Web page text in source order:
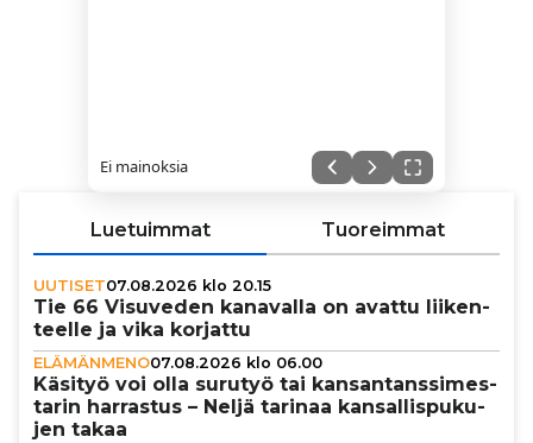
Ei mainoksia
Luetuimmat Tuoreimmat
UUTISET07.08.2026 klo 20.15
Tie 66 Visuveden kanavalla on avattu lii­ken­
teelle ja vika korjattu
ELÄMÄNMENO07.08.2026 klo 06.00
Käsityö voi olla surutyö tai kan­san­tans­si­mes­
ta­rin harrastus – Neljä tarinaa kan­sal­lis­pu­ku­
jen takaa